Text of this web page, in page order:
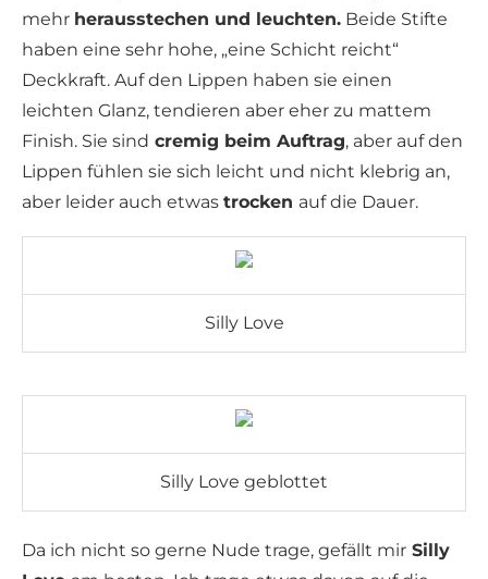
mehr herausstechen und leuchten. Beide Stifte
haben eine sehr hohe, „eine Schicht reicht“
Deckkraft. Auf den Lippen haben sie einen
leichten Glanz, tendieren aber eher zu mattem
Finish. Sie sind cremig beim Auftrag, aber auf den
Lippen fühlen sie sich leicht und nicht klebrig an,
aber leider auch etwas trocken auf die Dauer.
Silly Love
Silly Love geblottet
Da ich nicht so gerne Nude trage, gefällt mir Silly